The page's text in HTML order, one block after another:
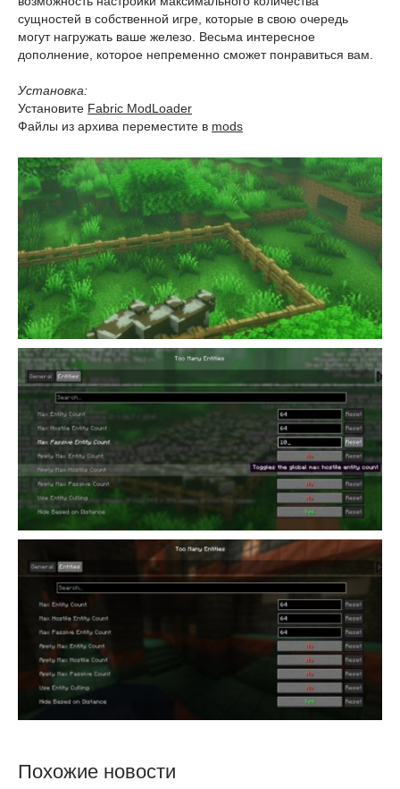
сущностей в собственной игре, которые в свою очередь
могут нагружать ваше железо. Весьма интересное
дополнение, которое непременно сможет понравиться вам.
Установка:
Установите Fabric ModLoader
Файлы из архива переместите в mods
Похожие новости